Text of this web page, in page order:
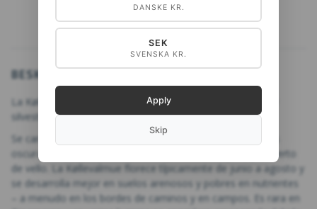
BESKRIVELSE
La Køllevalmue (Papaver argemone) es una planta anual y
silvestre que pertenece a la familia de las amapolas.
Se caracteriza por sus pequeñas flores rojas con manchas
oscuras en la base de los pétalos y un tallo delgado y cubierto
de vello. La Køllevalmue florece típicamente de junio a agosto y
se desarrolla mejor en suelos arenosos y pobres en nutrientes
– a menudo en los bordes de caminos y en campos. Es rara en
DANSKE KR.
SEK
SVENSKA KR.
Apply
Skip